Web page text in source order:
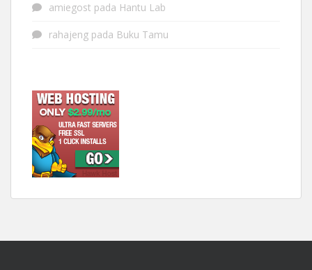
amiegost pada Hantu Lab
rahajeng pada Buku Tamu